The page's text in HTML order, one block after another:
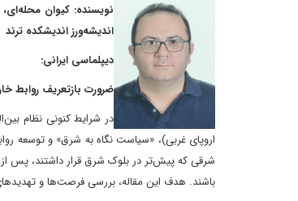
نویسنده: کیوان
اندیشه‌ورز اندیشکده ترند
دیپلماسی ایرانی:
ضرورت بازتعریف روابط
در شرایط کنونی نظام
اروپای غربی)، «سیاست نگاه به شرق» و توسعه
شرقی که پیش‌تر در بلوک شرق قرار داشتند، پس از
باشند. هدف این مقاله، بررسی فرصت‌ها و